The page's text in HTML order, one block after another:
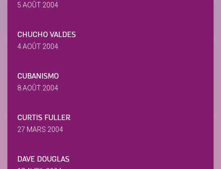
5 AOÛT 2004
CHUCHO VALDES
4 AOÛT 2004
CUBANISMO
8 AOÛT 2004
CURTIS FULLER
27 MARS 2004
DAVE DOUGLAS